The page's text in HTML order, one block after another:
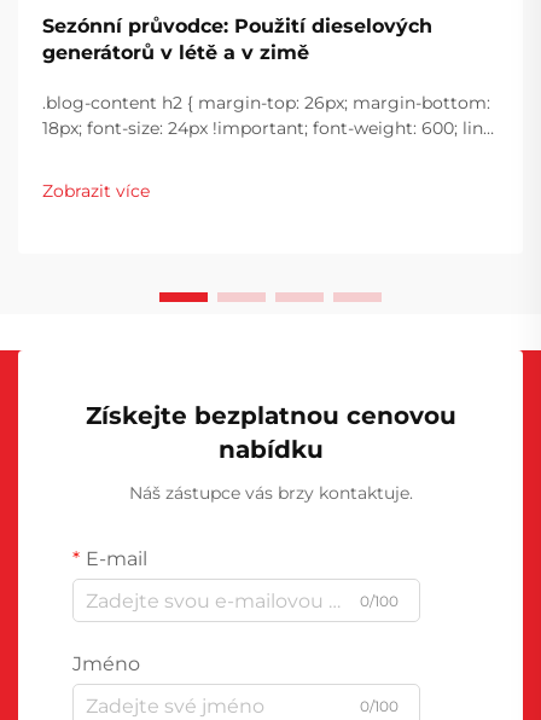
Sezónní průvodce: Použití dieselových
generátorů v létě a v zimě
.blog-content h2 { margin-top: 26px; margin-bottom:
18px; font-size: 24px !important; font-weight: 600; line-
margin-bottom: 18px; font-size: 20px !important; font-
w...
Zobrazit více
Získejte bezplatnou cenovou
nabídku
Náš zástupce vás brzy kontaktuje.
E-mail
0/100
Jméno
0/100